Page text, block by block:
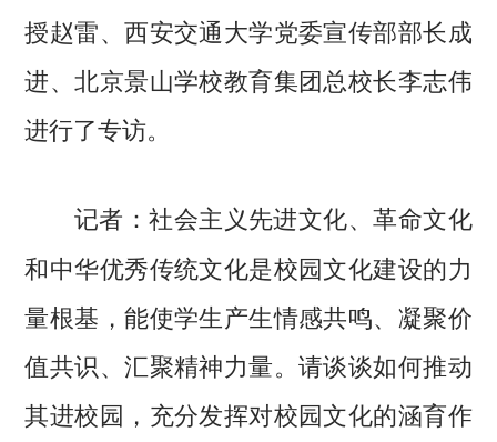
授赵雷、西安交通大学党委宣传部部长成
进、北京景山学校教育集团总校长李志伟
进行了专访。
记者：社会主义先进文化、革命文化
和中华优秀传统文化是校园文化建设的力
量根基，能使学生产生情感共鸣、凝聚价
值共识、汇聚精神力量。请谈谈如何推动
其进校园，充分发挥对校园文化的涵育作